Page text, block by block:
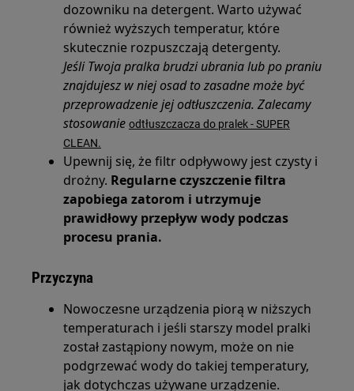
dozowniku na detergent. Warto używać
również wyższych temperatur, które
skutecznie rozpuszczają detergenty.
Jeśli Twoja pralka brudzi ubrania lub po praniu
znajdujesz w niej osad to zasadne może być
przeprowadzenie jej odtłuszczenia. Zalecamy
stosowanieodtłuszczacza do pralek - SUPER
CLEAN.
Upewnij się, że filtr odpływowy jest czysty i
drożny. Regularne czyszczenie filtra
zapobiega zatorom i utrzymuje
prawidłowy przepływ wody podczas
procesu prania.
Przyczyna
Nowoczesne urządzenia piorą w niższych
temperaturach i jeśli starszy model pralki
został zastąpiony nowym, może on nie
podgrzewać wody do takiej temperatury,
jak dotychczas używane urządzenie.